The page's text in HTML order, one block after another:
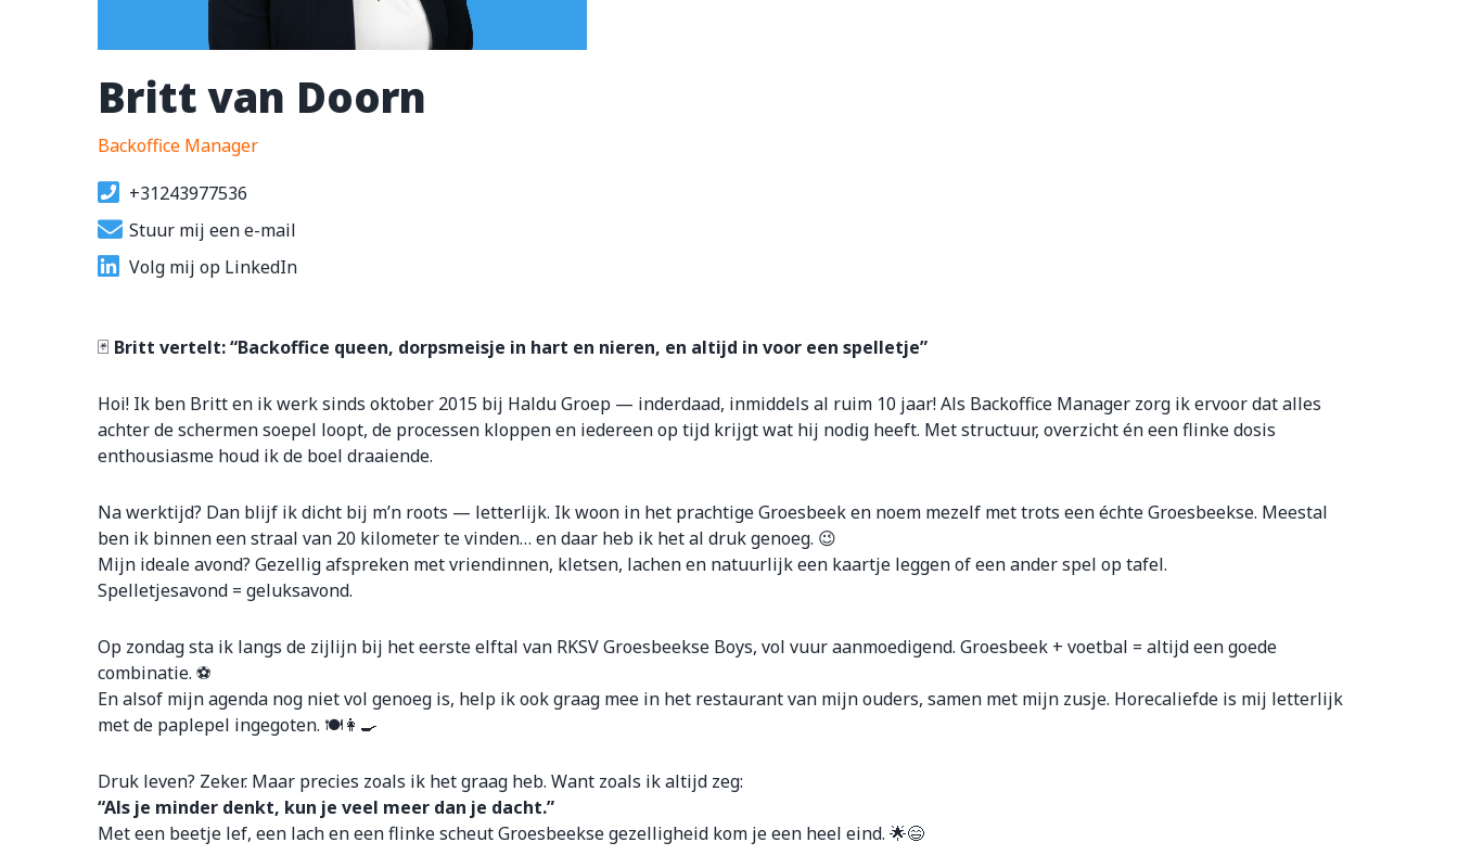
Britt van Doorn
Backoffice Manager
+31243977536
Stuur mij een e-mail
Volg mij op LinkedIn
🃏 Britt vertelt: “Backoffice queen, dorpsmeisje in hart en nieren, en altijd in voor een spelletje”
Hoi! Ik ben Britt en ik werk sinds oktober 2015 bij Haldu Groep — inderdaad, inmiddels al ruim 10 jaar! Als Backoffice Manager zorg ik ervoor dat alles
achter de schermen soepel loopt, de processen kloppen en iedereen op tijd krijgt wat hij nodig heeft. Met structuur, overzicht én een flinke dosis
enthousiasme houd ik de boel draaiende.
Na werktijd? Dan blijf ik dicht bij m’n roots — letterlijk. Ik woon in het prachtige Groesbeek en noem mezelf met trots een échte Groesbeekse. Meestal
ben ik binnen een straal van 20 kilometer te vinden… en daar heb ik het al druk genoeg. 😉
Mijn ideale avond? Gezellig afspreken met vriendinnen, kletsen, lachen en natuurlijk een kaartje leggen of een ander spel op tafel.
Spelletjesavond = geluksavond.
Op zondag sta ik langs de zijlijn bij het eerste elftal van RKSV Groesbeekse Boys, vol vuur aanmoedigend. Groesbeek + voetbal = altijd een goede
combinatie. ⚽
En alsof mijn agenda nog niet vol genoeg is, help ik ook graag mee in het restaurant van mijn ouders, samen met mijn zusje. Horecaliefde is mij letterlijk
met de paplepel ingegoten. 🍽️👩‍🍳
Druk leven? Zeker. Maar precies zoals ik het graag heb. Want zoals ik altijd zeg:
“Als je minder denkt, kun je veel meer dan je dacht.”
Met een beetje lef, een lach en een flinke scheut Groesbeekse gezelligheid kom je een heel eind. 🌟😄